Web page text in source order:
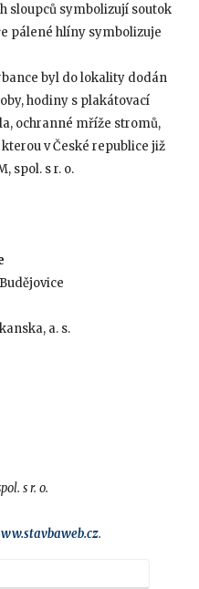
sloupců symbolizují soutok
pálené hlíny symbolizuje
byl do lokality dodán
hodiny s plakátovací
ochranné mříže stromů,
v České republice již
spol. s r. o.
a. s.
s r. o.
.